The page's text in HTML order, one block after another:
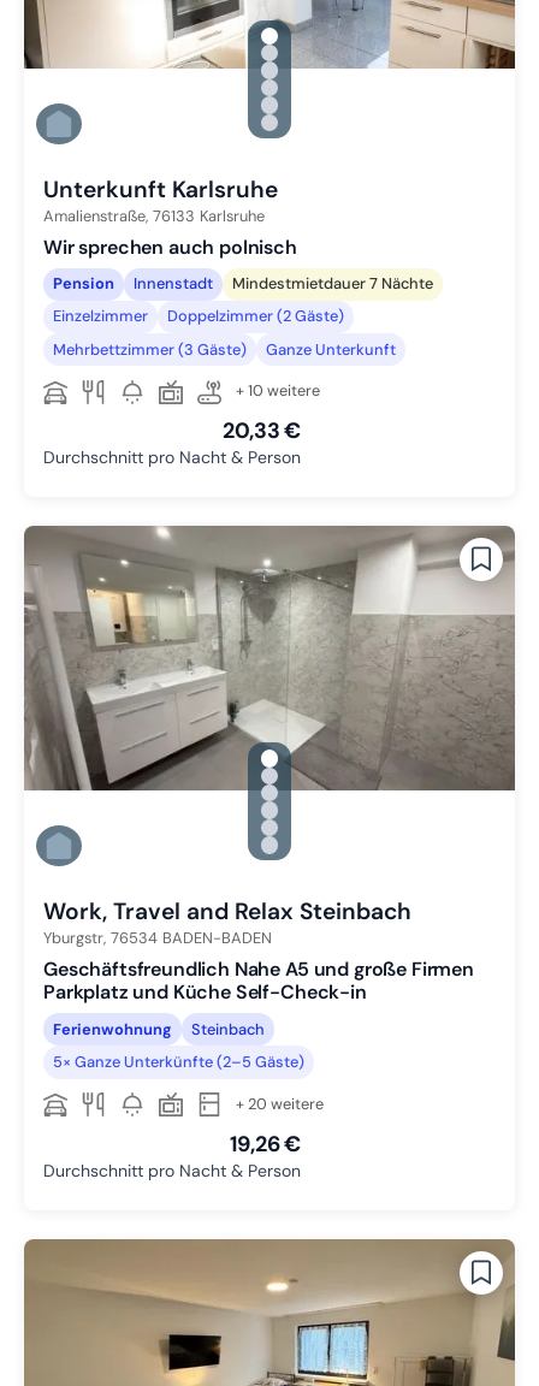
gallery.slide_selector
Zu Slide 1 wechseln
Zu Slide 2 wechseln
Zu Slide 3 wechseln
Zu Slide 4 wechseln
Zu Slide 5 wechseln
Zu Slide 6 wechseln
Unterkunft Karlsruhe
Amalienstraße, 76133 Karlsruhe
Wir sprechen auch polnisch
Pension Innenstadt
Mindestmietdauer 7 Nächte
Einzelzimmer
Doppelzimmer (2 Gäste)
Mehrbettzimmer (3 Gäste)
Ganze Unterkunft
+ 10 weitere
20,33 €
Durchschnitt pro Nacht & Person
gallery.slide_selector
Zu Slide 1 wechseln
Zu Slide 2 wechseln
Zu Slide 3 wechseln
Zu Slide 4 wechseln
Zu Slide 5 wechseln
Zu Slide 6 wechseln
Work, Travel and Relax Steinbach
Yburgstr, 76534 BADEN-BADEN
Geschäftsfreundlich Nahe A5 und große Firmen
Parkplatz und Küche Self-Check-in
Ferienwohnung
Steinbach
5× Ganze Unterkünfte (2–5 Gäste)
+ 20 weitere
19,26 €
Durchschnitt pro Nacht & Person